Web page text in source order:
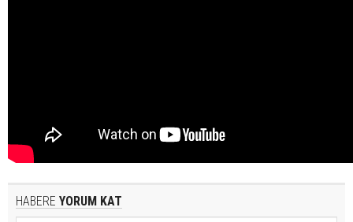
HABERE YORUM KAT